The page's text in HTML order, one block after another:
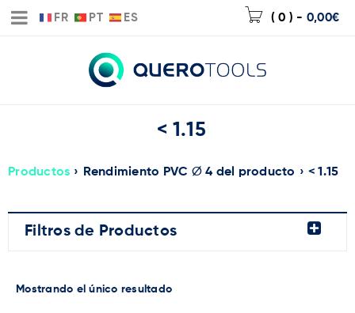
FR PT ES ( 0 ) - 0,00€
< 1.15
Productos › Rendimiento PVC ∅ 4 del producto › < 1.15
Filtros de Productos
Mostrando el único resultado